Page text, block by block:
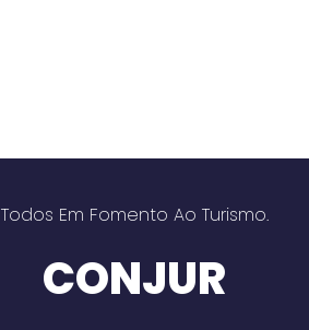
Todos Em Fomento Ao Turismo.
CONJUR